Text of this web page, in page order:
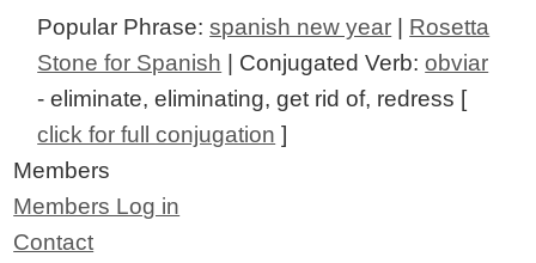
Popular Phrase:spanish new year | Rosetta
Stone for Spanish | Conjugated Verb:obviar
- eliminate, eliminating, get rid of, redress [
click for full conjugation ]
Members
Members Log in
Contact